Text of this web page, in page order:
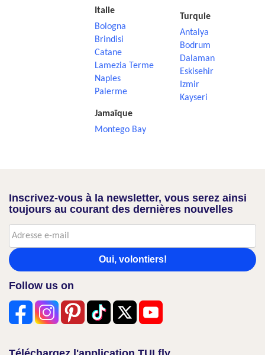
Italie
Bologna
Brindisi
Catane
Lamezia Terme
Naples
Palerme
Jamaïque
Montego Bay
Turquie
Antalya
Bodrum
Dalaman
Eskisehir
Izmir
Kayseri
Inscrivez-vous à la newsletter, vous serez ainsi
toujours au courant des dernières nouvelles
Oui, volontiers!
Follow us on